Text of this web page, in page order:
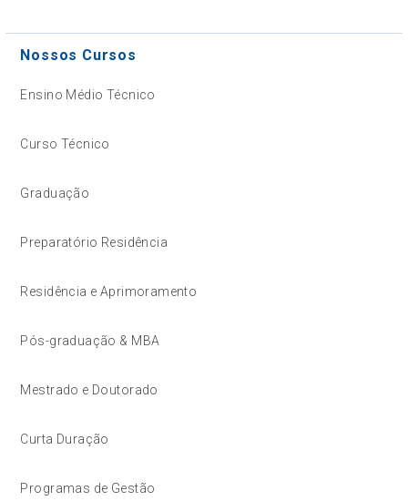
Nossos Cursos
Ensino Médio Técnico
Curso Técnico
Graduação
Preparatório Residência
Residência e Aprimoramento
Pós-graduação & MBA
Mestrado e Doutorado
Curta Duração
Programas de Gestão